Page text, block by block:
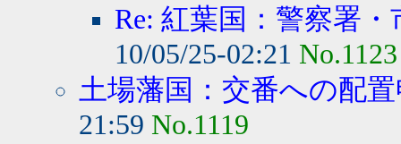
Re: 紅葉国：警察署
10/05/25-02:21 No.1123
土場藩国：交番への配
21:59 No.1119